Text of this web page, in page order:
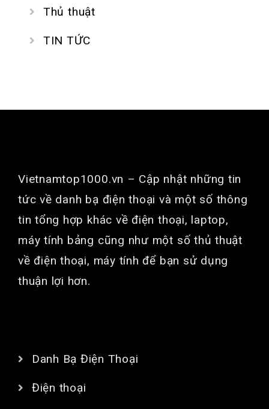
Thủ thuật
TIN TỨC
Vietnamtop1000.vn – Cập nhật những tin
tức về danh bạ điện thoại và một số thông
tin tổng hợp khác về điện thoại, laptop,
máy tính bảng cũng như một số thủ thuật
về điện thoại, máy tính để bạn sử dụng
thuận lợi hơn.
Danh Bạ Điện Thoại
Điện thoại